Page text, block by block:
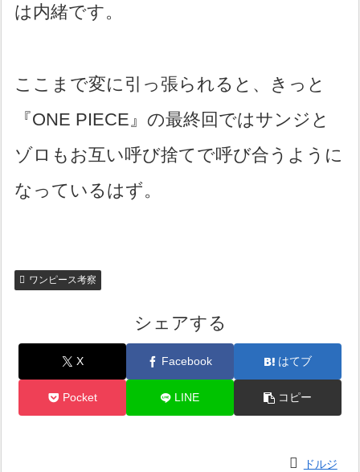
は内緒です。
ここまで変に引っ張られると、きっと
『ONE PIECE』の最終回ではサンジと
ゾロもお互い呼び捨てで呼び合うように
なっているはず。
ワンピース考察
シェアする
X Facebook はてブ
Pocket LINE コピー
ドルジ